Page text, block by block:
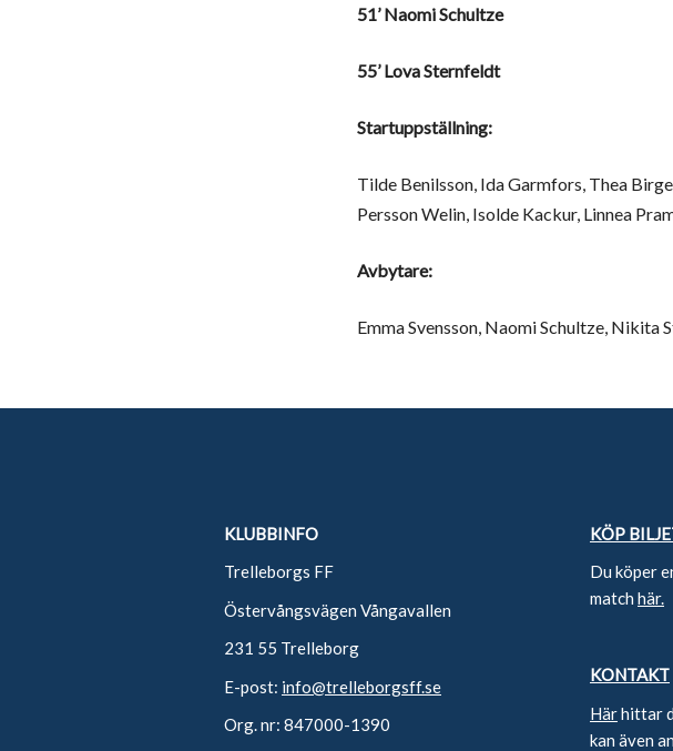
51’ Naomi Schultze
55’ Lova Sternfeldt
Startuppställning:
Tilde Benilsson, Ida Garmfors, Thea
Persson Welin, Isolde Kackur, Linnea
Avbytare:
Emma Svensson, Naomi Schultze, Nikita
KLUBBINFO
Trelleborgs FF
Östervångsvägen Vångavallen
231 55 Trelleborg
E-post: info@trelleborgsff.se
Org. nr: 847000-1390
KÖP
Du köper
match här.
KONTAKT
Härhittar
kan även